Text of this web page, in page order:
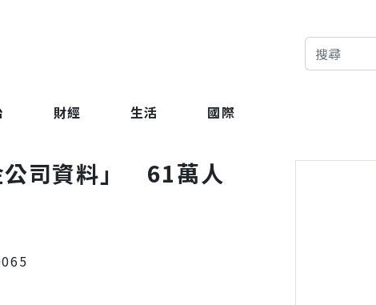
財經 生活 國際
公司資料」 61萬人